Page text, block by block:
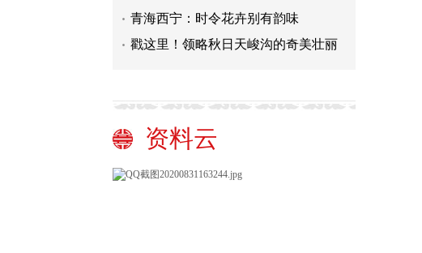
青海西宁：时令花卉别有韵味
戳这里！领略秋日天峻沟的奇美壮丽
资料云